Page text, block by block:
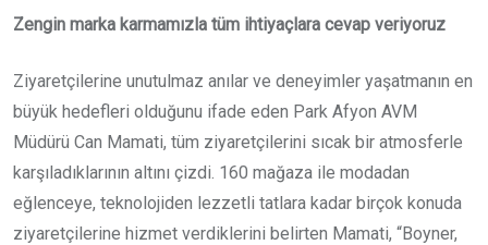
Zengin marka karmamızla tüm ihtiyaçlara cevap veriyoruz
Ziyaretçilerine unutulmaz anılar ve deneyimler yaşatmanın en
büyük hedefleri olduğunu ifade eden Park Afyon AVM
Müdürü Can Mamati, tüm ziyaretçilerini sıcak bir atmosferle
karşıladıklarının altını çizdi. 160 mağaza ile modadan
eğlenceye, teknolojiden lezzetli tatlara kadar birçok konuda
ziyaretçilerine hizmet verdiklerini belirten Mamati, “Boyner,